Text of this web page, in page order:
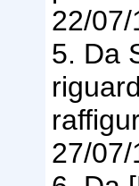
22/
5. Da
27/